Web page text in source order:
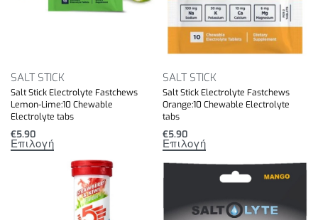
SALT STICK
Salt Stick Electrolyte Fastchews
Lemon-Lime:10 Chewable
Electrolyte tabs
€5.90
Επιλογή
SALT STICK
Salt Stick Electrolyte Fastchews
Orange:10 Chewable Electrolyte
tabs
€5.90
Επιλογή